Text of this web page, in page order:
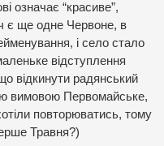
означає “красиве”,
є ще одне Червоне, в
і село стало
відступлення
відкинути радянський
вимовою Первомайське,
повторюватись, тому
Травня?)